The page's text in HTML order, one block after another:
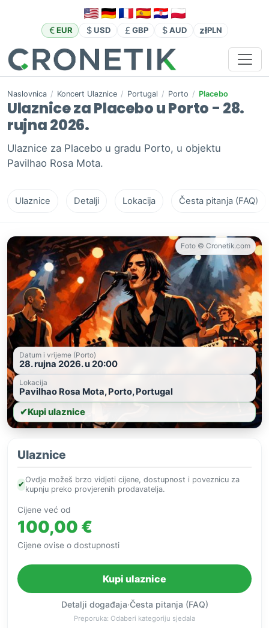
EUR USD GBP AUD złPLN
Naslovnica / Koncert Ulaznice / Portugal / Porto / Placebo
Ulaznice za Placebo u Porto - 28.
rujna 2026.
Ulaznice za Placebo u gradu Porto, u objektu
Pavilhao Rosa Mota.
Ulaznice Detalji Lokacija Česta pitanja (FAQ)
Foto © Cronetik.com
Datum i vrijeme (Porto)
28. rujna 2026. u 20:00
Lokacija
Pavilhao Rosa Mota, Porto, Portugal
✔Kupi ulaznice
Ulaznice
✔
Ovdje možeš brzo vidjeti cijene, dostupnost i poveznicu za
kupnju preko provjerenih prodavatelja.
Cijene već od
100,00 €
Cijene ovise o dostupnosti
Kupi ulaznice
Detalji događaja·Česta pitanja (FAQ)
Preporuka: Odaberi kategoriju sjedala